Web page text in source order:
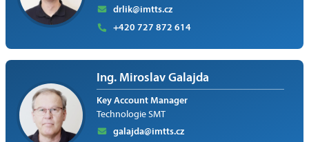
drlik@imtts.cz
+420 727 872 614
Ing. Miroslav Galajda
Key Account Manager
Technologie SMT
galajda@imtts.cz